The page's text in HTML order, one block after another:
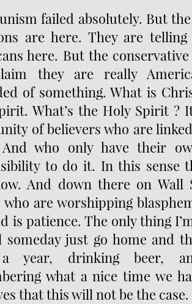
failed absolutely. But
are here. They are
here. But the
they are really
of something. What is
What’s the Holy Spirit ?
of believers who are
who only have their
to do it. In this sense
And down there on Wall
who are worshipping
is patience. The only thing
someday just go home and
year, drinking beer,
what a nice time we
that this will not be the case.